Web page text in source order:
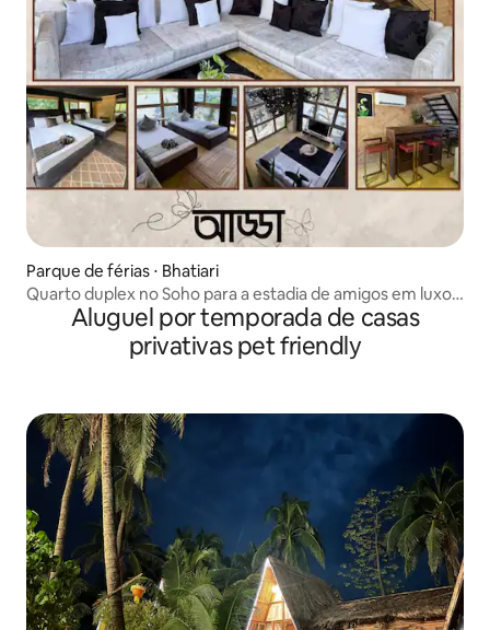
Parque de férias ⋅ Bhatiari
Quarto duplex no Soho para a estadia de amigos em luxo
ecológicoAluguel por temporada de casas
privativas pet friendly